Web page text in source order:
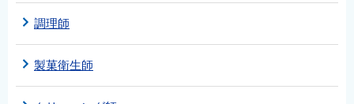
調理師
製菓衛生師